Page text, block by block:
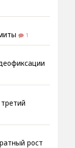
1
рост